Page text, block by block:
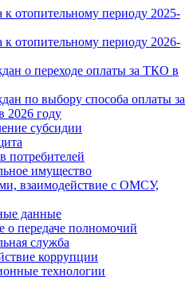
к отопительному периоду 2025-
к отопительному периоду 2026-
о переходе оплаты за ТКО в
по выбору способа оплаты за
2026 году
субсидии
потребителей
имущество
взаимодействие с ОМСУ,
данные
о передаче полномочий
служба
коррупции
технологии